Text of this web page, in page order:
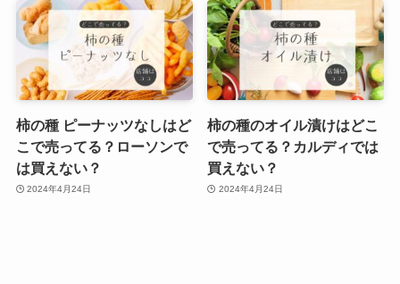
柿の種 ピーナッツなしはど
こで売ってる？ローソンで
は買えない？
2024年4月24日
柿の種のオイル漬けはどこ
で売ってる？カルディでは
買えない？
2024年4月24日